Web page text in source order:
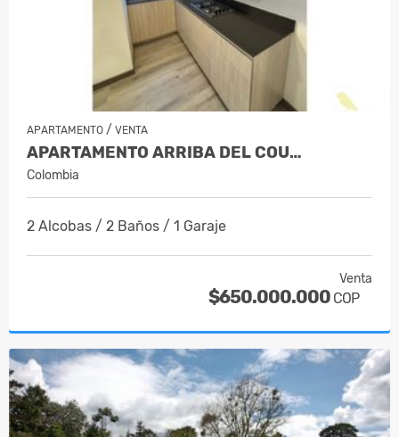
APARTAMENTO / VENTA
APARTAMENTO ARRIBA DEL COU…
Colombia
2 Alcobas / 2 Baños / 1 Garaje
Venta
$650.000.000 COP